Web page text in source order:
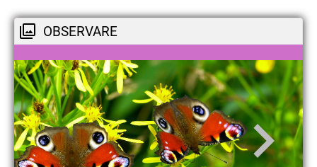
OBSERVARE